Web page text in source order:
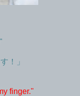
！」
finger."